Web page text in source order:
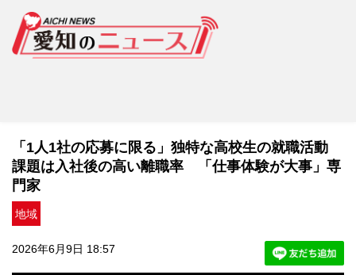
「1人1社の応募に限る」独特な高校生の就職活動
課題は入社後の高い離職率 「仕事体験が大事」専
門家
地域
2026年6月9日 18:57